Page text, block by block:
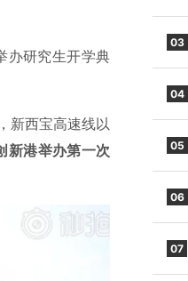
办研究生开学典
新西宝高速线以
新港举办第一次
03
04
05
06
07